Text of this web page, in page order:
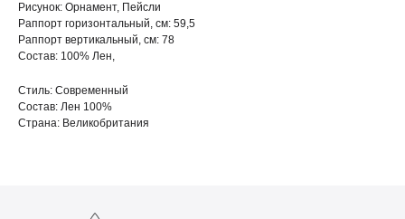
Рисунок: Орнамент, Пейсли
Раппорт горизонтальный, см: 59,5
Раппорт вертикальный, см: 78
Состав: 100% Лен,
Стиль: Современный
Состав: Лен 100%
Страна: Великобритания